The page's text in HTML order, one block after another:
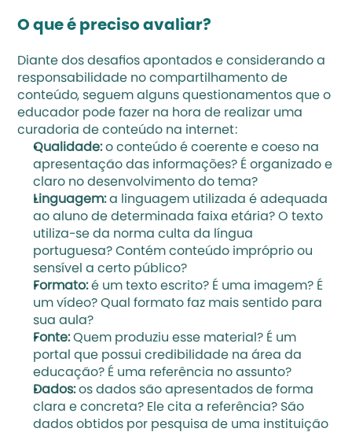
O que é preciso avaliar?
Diante dos desafios apontados e considerando a
responsabilidade no compartilhamento de
conteúdo, seguem alguns questionamentos que o
educador pode fazer na hora de realizar uma
curadoria de conteúdo na internet:
Qualidade: o conteúdo é coerente e coeso na
apresentação das informações? É organizado e
claro no desenvolvimento do tema?
Linguagem: a linguagem utilizada é adequada
ao aluno de determinada faixa etária? O texto
utiliza-se da norma culta da língua
portuguesa? Contém conteúdo impróprio ou
sensível a certo público?
Formato: é um texto escrito? É uma imagem? É
um vídeo? Qual formato faz mais sentido para
sua aula?
Fonte: Quem produziu esse material? É um
portal que possui credibilidade na área da
educação? É uma referência no assunto?
Dados: os dados são apresentados de forma
clara e concreta? Ele cita a referência? São
dados obtidos por pesquisa de uma instituição